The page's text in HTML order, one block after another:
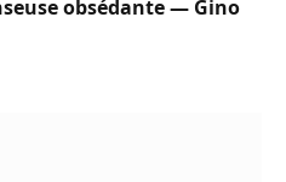
obsédante — Gino